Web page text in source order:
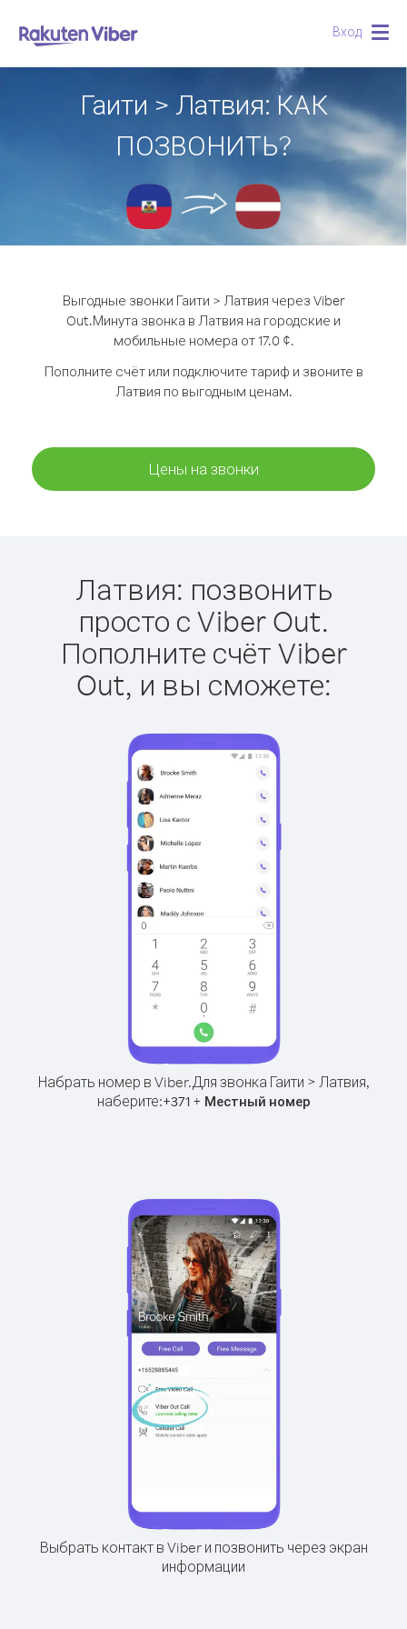
Вход
Гаити > Латвия: КАК
ПОЗВОНИТЬ?
Выгодные звонки Гаити > Латвия через Viber
Out.Минута звонка в Латвия на городские и
мобильные номера от 17.0 ¢.
Пополните счёт или подключите тариф и звоните в
Латвия по выгодным ценам.
Цены на звонки
Латвия: позвонить
просто с Viber Out.
Пополните счёт Viber
Out, и вы сможете:
Набрать номер в Viber.Для звонка Гаити > Латвия,
наберите:+371+ Местный номер
Выбрать контакт в Viber и позвонить через экран
информации